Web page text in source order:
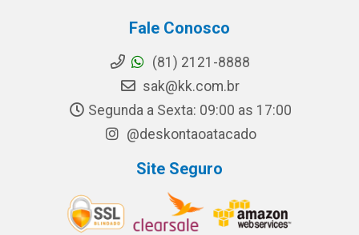
Fale Conosco
(81) 2121-8888
sak@kk.com.br
Segunda a Sexta: 09:00 as 17:00
@deskontaoatacado
Site Seguro